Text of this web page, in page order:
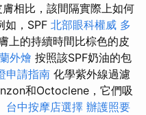
相比，該間隔實際上如何
如，SPF 北部眼科權威 多
上的持續時間比棕色的皮
外燴 按照該SPF奶油的包
申請指南 化學紫外線過濾
和Octoclene，它們吸
台中按摩店選擇 辦護照要